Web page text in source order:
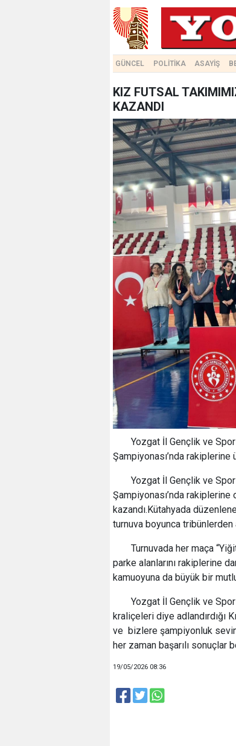
GÜNCEL POLİTİKA ASAYİŞ
KIZ FUTSAL
KAZANDI
Yozgat İl Gençlik ve Spor
Şampiyonası’nda
Yozgat İl Gençlik ve
Şampiyonası’nda
kazandı.Kütahyada
turnuva boyunca tribünlerden
Turnuvada her maça
parke alanlarını rakiplerine
kamuoyuna da büyük bir
Yozgat İl Gençlik ve
kraliçeleri diye adlandırdığı
ve bizlere şampiyonluk
her zaman başarılı sonuçlar
19/05/2026 08:36